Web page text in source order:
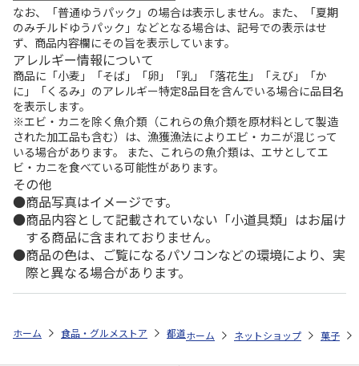
なお、「普通ゆうパック」の場合は表示しません。また、「夏期
のみチルドゆうパック」などとなる場合は、記号での表示はせ
ず、商品内容欄にその旨を表示しています。
アレルギー情報について
商品に「小麦」「そば」「卵」「乳」「落花生」「えび」「か
に」「くるみ」のアレルギー特定8品目を含んでいる場合に品目名
を表示します。
※エビ・カニを除く魚介類（これらの魚介類を原材料として製造
された加工品も含む）は、漁獲漁法によりエビ・カニが混じって
いる場合があります。 また、これらの魚介類は、エサとしてエ
ビ・カニを食べている可能性があります。
その他
商品写真はイメージです。
商品内容として記載されていない「小道具類」はお届け
する商品に含まれておりません。
商品の色は、ご覧になるパソコンなどの環境により、実
際と異なる場合があります。
ホーム 食品・グルメストア 都道府県から探す 熊本県 れんこん
ホーム ネットショップ 菓子